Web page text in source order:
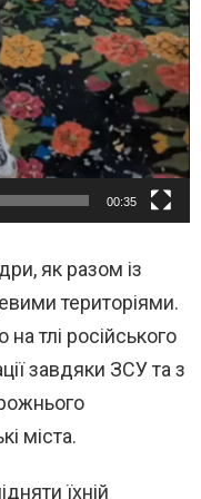
00:35
як разом із
територіями.
тлі російського
завдяки ЗСУ та з
міста.
їхній